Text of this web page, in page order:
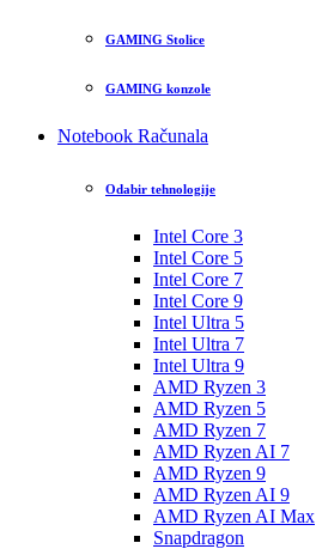
GAMING Stolice
GAMING konzole
Notebook Računala
Odabir tehnologije
Intel Core 3
Intel Core 5
Intel Core 7
Intel Core 9
Intel Ultra 5
Intel Ultra 7
Intel Ultra 9
AMD Ryzen 3
AMD Ryzen 5
AMD Ryzen 7
AMD Ryzen AI 7
AMD Ryzen 9
AMD Ryzen AI 9
AMD Ryzen AI Max
Snapdragon